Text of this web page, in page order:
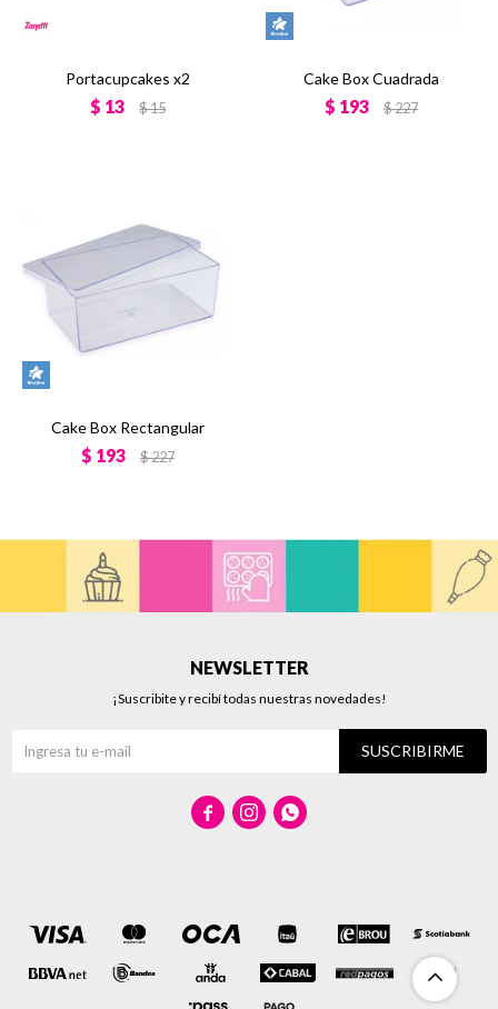
Portacupcakes x2
$ 13 $15
Cake Box Cuadrada
$ 193 $227
Cake Box Rectangular
$ 193 $227
NEWSLETTER
¡Suscribite y recibí todas nuestras novedades!
SUSCRIBIRME
  